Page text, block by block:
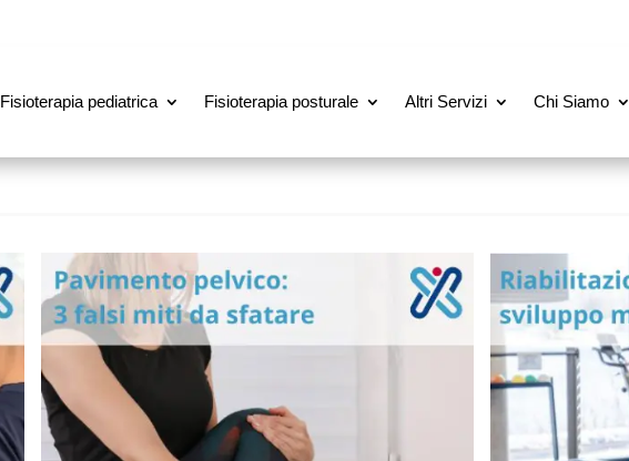
Fisioterapia pediatrica Fisioterapia posturale Altri Servizi Chi Siamo